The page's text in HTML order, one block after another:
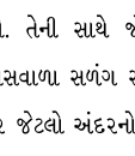
તેની સાથે
સળંગ
જેટલો